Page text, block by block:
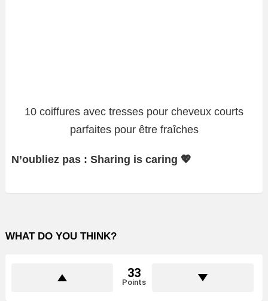
10 coiffures avec tresses pour cheveux courts
parfaites pour être fraîches
N’oubliez pas : Sharing is caring 💖
WHAT DO YOU THINK?
33
Points